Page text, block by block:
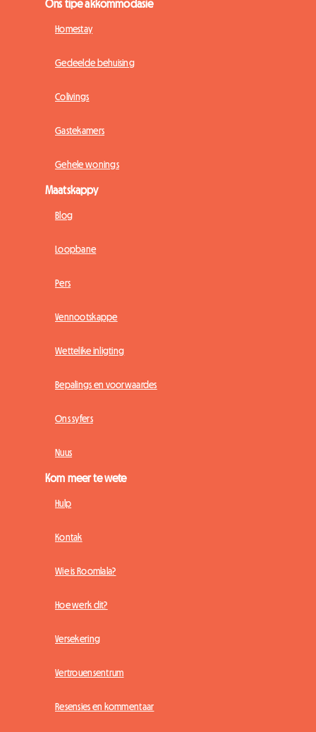
Ons tipe akkommodasie
Homestay
Gedeelde behuising
Colivings
Gastekamers
Gehele wonings
Maatskappy
Blog
Loopbane
Pers
Vennootskappe
Wettelike inligting
Bepalings en voorwaardes
Ons syfers
Nuus
Kom meer te wete
Hulp
Kontak
Wie is Roomlala?
Hoe werk dit?
Versekering
Vertrouensentrum
Resensies en kommentaar